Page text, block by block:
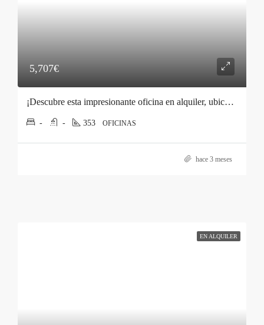
5,707€
¡Descubre esta impresionante oficina en alquiler, ubicada a pocos pasos de la emblemática Plaza de Catalunya!
- - 353 OFICINAS
hace 3 meses
EN ALQUILER